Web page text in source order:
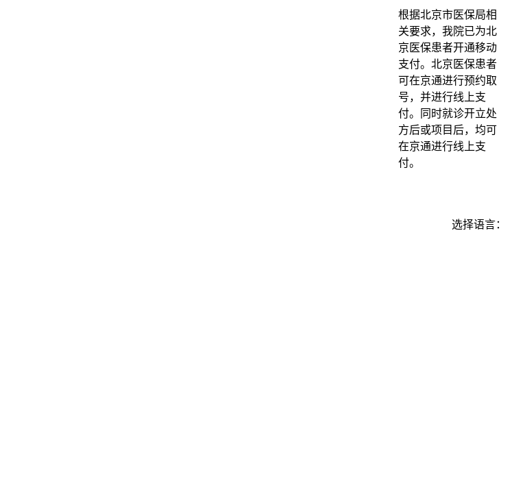
根据北京市医保局相
关要求，我院已为北
京医保患者开通移动
支付。北京医保患者
可在京通进行预约取
号，并进行线上支
付。同时就诊开立处
方后或项目后，均可
在京通进行线上支
付。
选择语言：